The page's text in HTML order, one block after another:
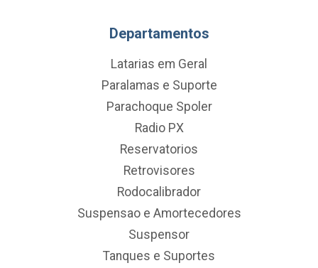
Departamentos
Latarias em Geral
Paralamas e Suporte
Parachoque Spoler
Radio PX
Reservatorios
Retrovisores
Rodocalibrador
Suspensao e Amortecedores
Suspensor
Tanques e Suportes